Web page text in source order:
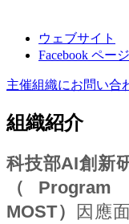
ウェブサイト
Facebook ページ
主催組織にお問い合
組織紹介
科技部AI創新
（
MOST）
因應